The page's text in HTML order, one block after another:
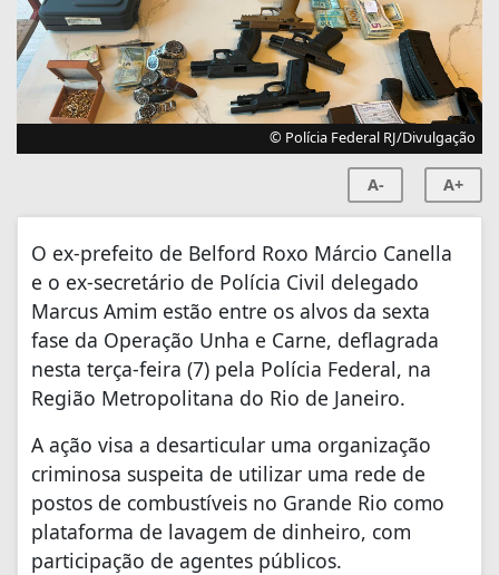
© Polícia Federal RJ/Divulgação
A- A+
O ex-prefeito de Belford Roxo Márcio Canella
e o ex-secretário de Polícia Civil delegado
Marcus Amim estão entre os alvos da sexta
fase da Operação Unha e Carne, deflagrada
nesta terça-feira (7) pela Polícia Federal, na
Região Metropolitana do Rio de Janeiro.
A ação visa a desarticular uma organização
criminosa suspeita de utilizar uma rede de
postos de combustíveis no Grande Rio como
plataforma de lavagem de dinheiro, com
participação de agentes públicos.